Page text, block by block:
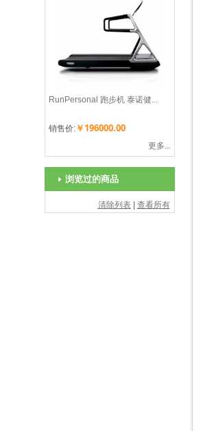
RunPersonal 跑步机 泰诺健...
销售价:￥196000.00
更多...
浏览过的商品
清除列表| 查看所有